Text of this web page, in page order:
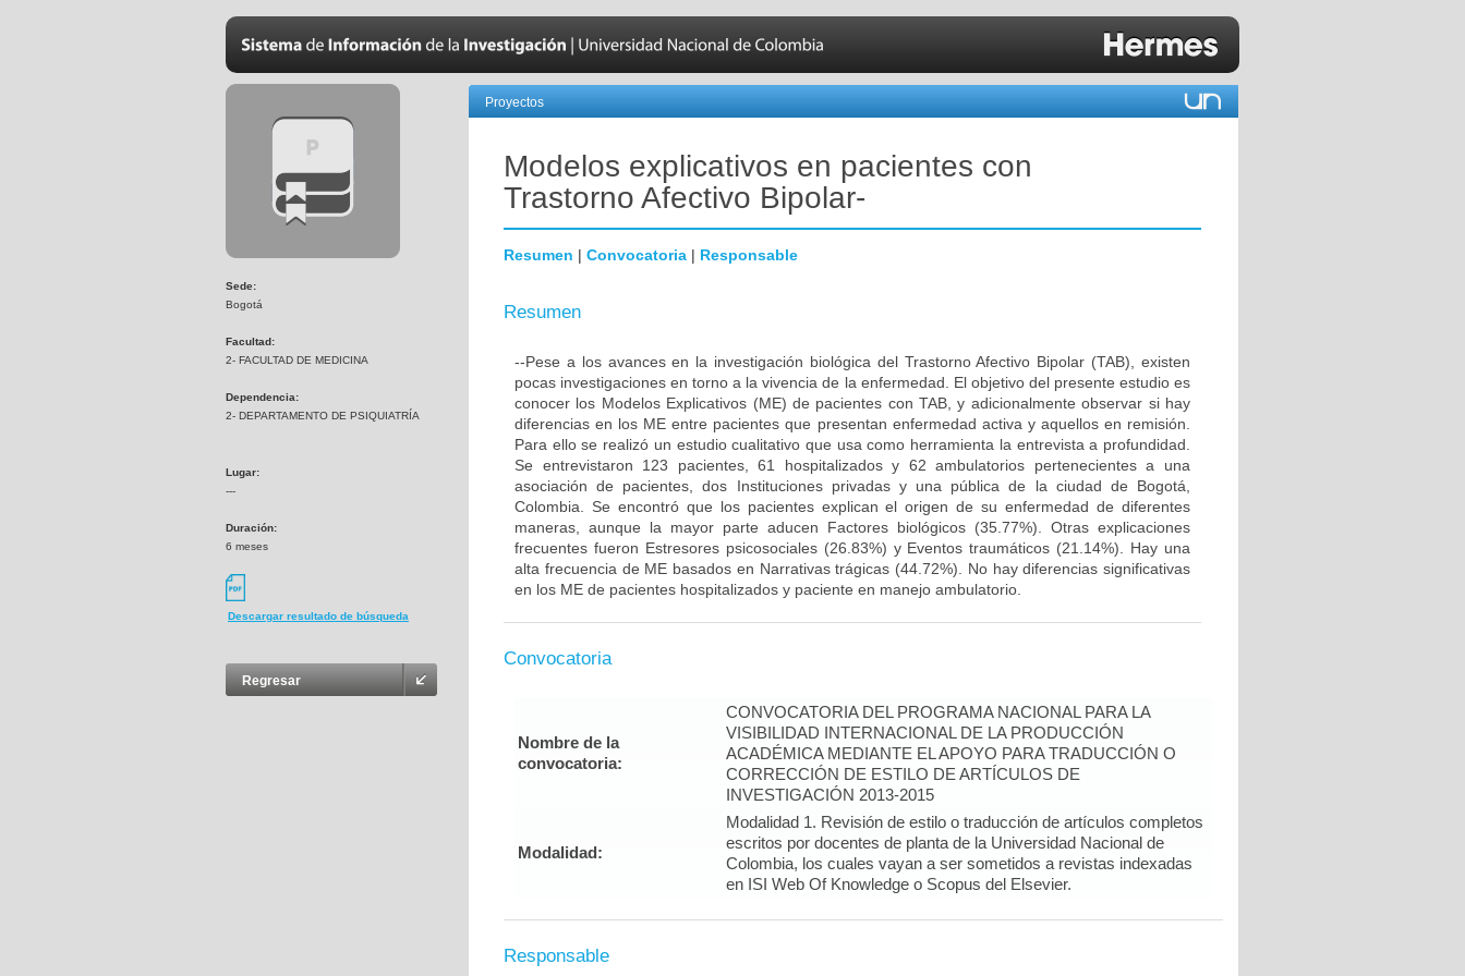
Sede:
Bogotá
Facultad:
2- FACULTAD DE MEDICINA
Dependencia:
2- DEPARTAMENTO DE PSIQUIATRÍA
Lugar:
---
Duración:
6 meses
Descargar resultado de búsqueda
Regresar
Proyectos
Modelos explicativos en pacientes con
Trastorno Afectivo Bipolar-
Resumen | Convocatoria | Responsable
Resumen
--Pese a los avances en la investigación biológica del Trastorno Afectivo Bipolar (TAB), existen
pocas investigaciones en torno a la vivencia de la enfermedad. El objetivo del presente estudio es
conocer los Modelos Explicativos (ME) de pacientes con TAB, y adicionalmente observar si hay
diferencias en los ME entre pacientes que presentan enfermedad activa y aquellos en remisión.
Para ello se realizó un estudio cualitativo que usa como herramienta la entrevista a profundidad.
Se entrevistaron 123 pacientes, 61 hospitalizados y 62 ambulatorios pertenecientes a una
asociación de pacientes, dos Instituciones privadas y una pública de la ciudad de Bogotá,
Colombia. Se encontró que los pacientes explican el origen de su enfermedad de diferentes
maneras, aunque la mayor parte aducen Factores biológicos (35.77%). Otras explicaciones
frecuentes fueron Estresores psicosociales (26.83%) y Eventos traumáticos (21.14%). Hay una
alta frecuencia de ME basados en Narrativas trágicas (44.72%). No hay diferencias significativas
en los ME de pacientes hospitalizados y paciente en manejo ambulatorio.
Convocatoria
Nombre de la
convocatoria:
CONVOCATORIA DEL PROGRAMA NACIONAL PARA LA
VISIBILIDAD INTERNACIONAL DE LA PRODUCCIÓN
ACADÉMICA MEDIANTE EL APOYO PARA TRADUCCIÓN O
CORRECCIÓN DE ESTILO DE ARTÍCULOS DE
INVESTIGACIÓN 2013-2015
Modalidad:
Modalidad 1. Revisión de estilo o traducción de artículos completos
escritos por docentes de planta de la Universidad Nacional de
Colombia, los cuales vayan a ser sometidos a revistas indexadas
en ISI Web Of Knowledge o Scopus del Elsevier.
Responsable